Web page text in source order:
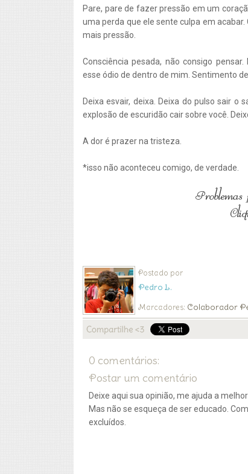
Pare, pare de fazer pressão em um
uma perda que ele sente culpa em
mais pressão.
Consciência pesada, não consigo
esse ódio de dentro de mim. Sentimento
Deixa esvair, deixa. Deixa do pulso sair o
explosão de escuridão cair sobre você.
A dor é prazer na tristeza.
*isso não aconteceu comigo, de verdade.
Postado por
Pedro L.
Marcadores: Colaborador
0 comentários:
Postar um comentário
Deixe aqui sua opinião, me ajuda a
Mas não se esqueça de ser educado.
excluídos.